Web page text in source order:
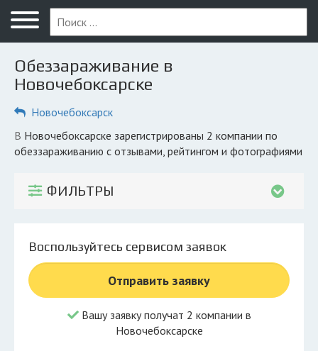
Меню
Главная
Вопрос юристу
Компании
Экоблог
© 2026 Все права защищены
Обеззараживание в
Новочебоксарске
Новочебоксарск
в Новочебоксарске зарегистрированы 2 компании по
обеззараживанию с отзывами, рейтингом и фотографиями
ФИЛЬТРЫ
Воспользуйтесь сервисом заявок
Отправить заявку
Вашу заявку получат 2 компании в
Новочебоксарске